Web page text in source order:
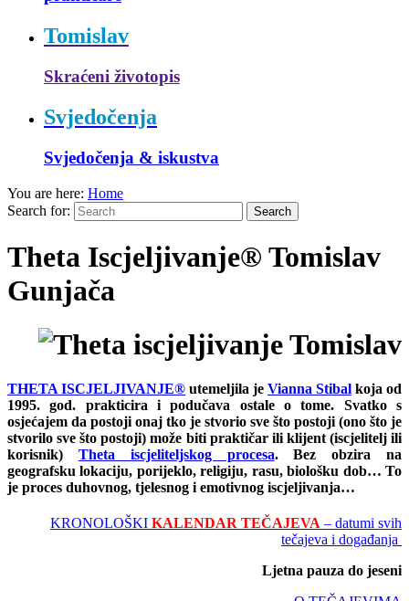
Tomislav
Skraćeni životopis
Svjedočenja
Svjedočenja & iskustva
You are here: Home
Search for:
Theta Iscjeljivanje® Tomislav
Gunjača
THETA ISCJELJIVANJE® utemeljila je Vianna Stibal koja od
1995. god. prakticira i podučava ostale o tome. Svatko s
osjećajem da postoji onaj tko je stvorio sve što postoji (ono što je
stvorilo sve što postoji) može biti praktičar ili klijent (iscjelitelj ili
korisnik) Theta iscjeliteljskog procesa. Bez obzira na
geografsku lokaciju, porijeklo, religiju, rasu, biološku dob… To
je proces duhovnog, tjelesnog i emotivnog iscjeljivanja…
KRONOLOŠKI KALENDAR TEČAJEVA – datumi svih
tečajeva i događanja
Ljetna pauza do jeseni